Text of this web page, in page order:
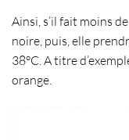
Ainsi, s’il fait moins
noire, puis, elle
38°C. A titre
orange.